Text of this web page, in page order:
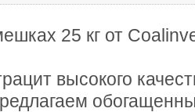
25 кг от
высокого